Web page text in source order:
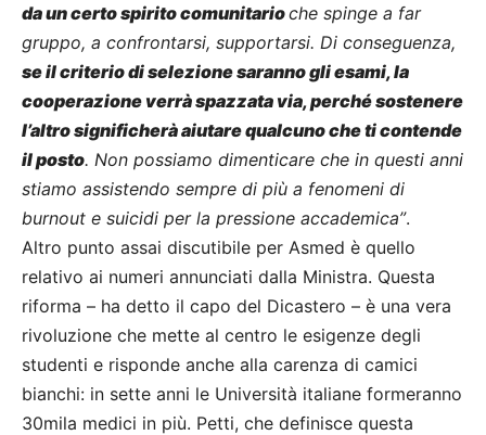
da un certo spirito comunitarioche spinge a far
gruppo, a confrontarsi, supportarsi. Di conseguenza,
se il criterio di selezione saranno gli esami, la
cooperazione verrà spazzata via, perché sostenere
l’altro significherà aiutare qualcuno che ti contende
il posto. Non possiamo dimenticare che in questi anni
stiamo assistendo sempre di più a fenomeni di
burnout e suicidi per la pressione accademica”.
Altro punto assai discutibile per Asmed è quello
relativo ai numeri annunciati dalla Ministra. Questa
riforma – ha detto il capo del Dicastero – è una vera
rivoluzione che mette al centro le esigenze degli
studenti e risponde anche alla carenza di camici
bianchi: in sette anni le Università italiane formeranno
30mila medici in più. Petti, che definisce questa